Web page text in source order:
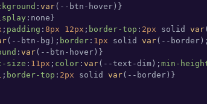
: var
; padding : 8px 12px ; border-top : 2px solid var
(--btn-bg); border : 1px solid var(--border);
: var
size : 11px ; color : var(--text-dim); min-
; border-top : 2px solid var